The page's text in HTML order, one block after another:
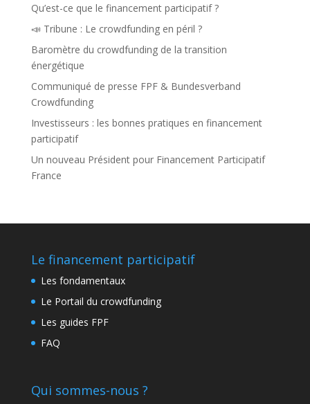
Qu’est-ce que le financement participatif ?
📣 Tribune : Le crowdfunding en péril ?
Baromètre du crowdfunding de la transition
énergétique
Communiqué de presse FPF & Bundesverband
Crowdfunding
Investisseurs : les bonnes pratiques en financement
participatif
Un nouveau Président pour Financement Participatif
France
Le financement participatif
Les fondamentaux
Le Portail du crowdfunding
Les guides FPF
FAQ
Qui sommes-nous ?